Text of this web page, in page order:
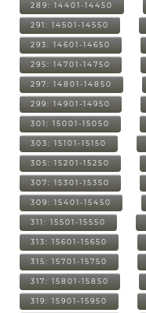
289: 14401-14450
291: 14501-14550
293: 14601-14650
295: 14701-14750
297: 14801-14850
299: 14901-14950
301: 15001-15050
303: 15101-15150
305: 15201-15250
307: 15301-15350
309: 15401-15450
311: 15501-15550
313: 15601-15650
315: 15701-15750
317: 15801-15850
319: 15901-15950